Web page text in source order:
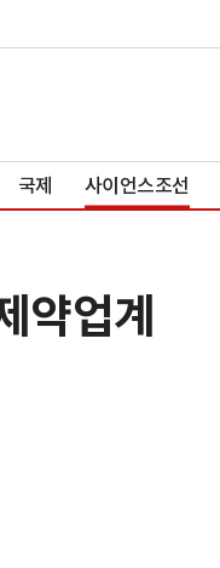
국제 사이언스조선
업계